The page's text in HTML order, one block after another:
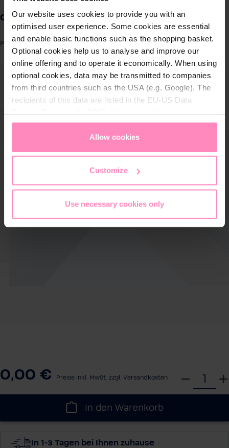
Our website uses cookies to provide you with an
optimised user experience. Some cookies are essential
and enable basic functions such as the shopping basket.
Optional cookies help us to analyse and improve our
online offering and to operate it economically. When using
optional cookies, data may be transmitted to companies
from third countries such as the USA (e.g. Google). The
recipients of this data are listed in the EU-US Data
appropriate level of data protection. You canaccept all
only allow necessary cookies
access and change your chosen setting at any time in
Allow cookies
Customize
Use necessary cookies only
Produkte für
Zuhause
Lösungen für
Geschäftskunden
Kundenservice
Über BWT
Optidate For Penguin/Vida manuell
Produktnummer: 370510
überspringen
0,00 € Preise inkl. MwSt. zzgl. Versandkosten
W
In den Warenkorb
In 1-3 Tagen bei Ihnen zuhause